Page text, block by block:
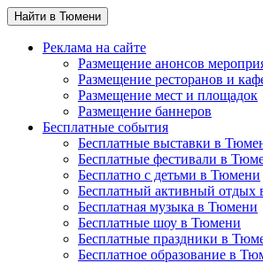
Найти в Тюмени
Реклама на сайте
Размещение анонсов
Размещение ресторанов и
Размещение мест и площадок
Размещение баннеров
Бесплатные события
Бесплатные выставки в
Бесплатные фестивали в
Бесплатно с детьми в Тюмени
Бесплатный активный отдых
Бесплатная музыка в Тюмени
Бесплатные шоу в Тюмени
Бесплатные праздники в
Бесплатное образование в